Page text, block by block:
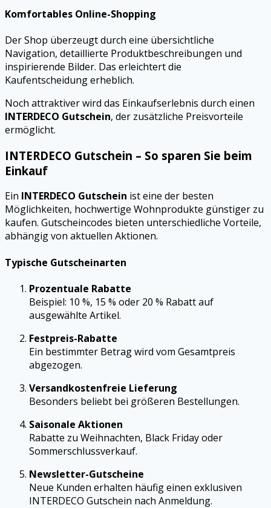
Komfortables Online-Shopping
Der Shop überzeugt durch eine übersichtliche
Navigation, detaillierte Produktbeschreibungen und
inspirierende Bilder. Das erleichtert die
Kaufentscheidung erheblich.
Noch attraktiver wird das Einkaufserlebnis durch einen
INTERDECO Gutschein, der zusätzliche Preisvorteile
ermöglicht.
INTERDECO Gutschein – So sparen Sie beim
Einkauf
Ein INTERDECO Gutschein ist eine der besten
Möglichkeiten, hochwertige Wohnprodukte günstiger zu
kaufen. Gutscheincodes bieten unterschiedliche Vorteile,
abhängig von aktuellen Aktionen.
Typische Gutscheinarten
Prozentuale Rabatte
Beispiel: 10 %, 15 % oder 20 % Rabatt auf
ausgewählte Artikel.
Festpreis-Rabatte
Ein bestimmter Betrag wird vom Gesamtpreis
abgezogen.
Versandkostenfreie Lieferung
Besonders beliebt bei größeren Bestellungen.
Saisonale Aktionen
Rabatte zu Weihnachten, Black Friday oder
Sommerschlussverkauf.
Newsletter-Gutscheine
Neue Kunden erhalten häufig einen exklusiven
INTERDECO Gutschein nach Anmeldung.